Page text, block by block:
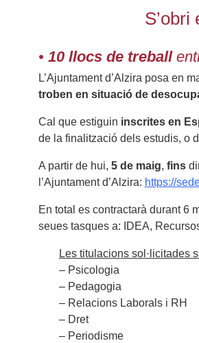
• 10 llocs de treball
L’Ajuntament d’Alzira posa en
troben en situació de
Cal que estiguin inscrites en
de la finalització dels estudis, o
A partir de hui, 5 de maig, fins
l’Ajuntament d’Alzira: https://
En total es contractarà durant 6
seues tasques a: IDEA,
Les titulacions sol·licitades
– Psicologia
– Pedagogia
– Relacions Laborals i RH
– Dret
– Periodisme